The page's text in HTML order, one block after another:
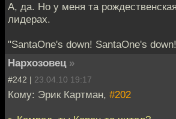
А, да. Но у меня та
лидерах.
"SantaOne's down! SantaOne's
Нархозовец »
#242 | 23.04.10 19:17
Кому: Эрик Картман, #202